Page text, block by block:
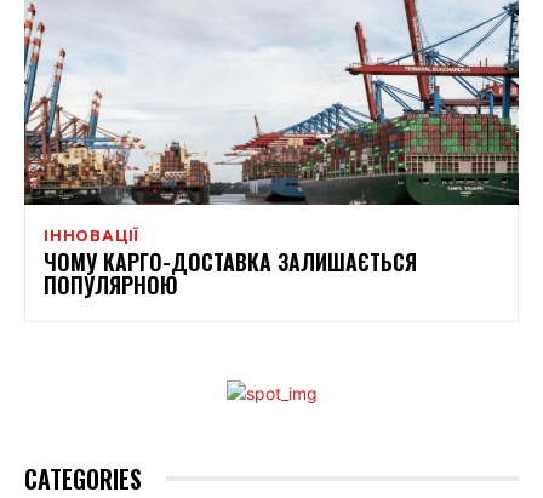
ІННОВАЦІЇ
ЧОМУ КАРГО-ДОСТАВКА ЗАЛИШАЄТЬСЯ
ПОПУЛЯРНОЮ
CATEGORIES